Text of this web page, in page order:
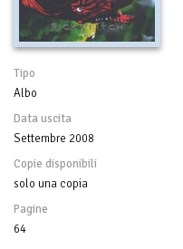
Tipo
Albo
Data uscita
Settembre 2008
Copie disponibili
solo una copia
Pagine
64